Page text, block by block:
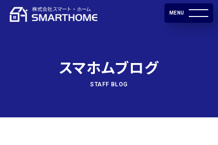
MENU
スマホムブログ
STAFF BLOG